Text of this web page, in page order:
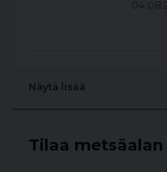
Näytä lisää
Tilaa